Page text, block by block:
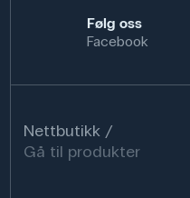
Følg oss
Facebook
Nettbutikk
Gå til produkter